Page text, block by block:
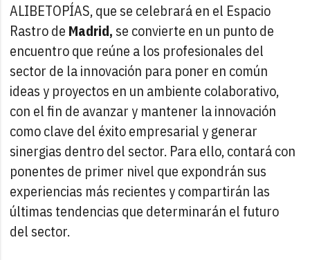
ALIBETOPÍAS, que se celebrará en el Espacio
Rastro de Madrid, se convierte en un punto de
encuentro que reúne a los profesionales del
sector de la innovación para poner en común
ideas y proyectos en un ambiente colaborativo,
con el fin de avanzar y mantener la innovación
como clave del éxito empresarial y generar
sinergias dentro del sector. Para ello, contará con
ponentes de primer nivel que expondrán sus
experiencias más recientes y compartirán las
últimas tendencias que determinarán el futuro
del sector.